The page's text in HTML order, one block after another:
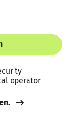
operator